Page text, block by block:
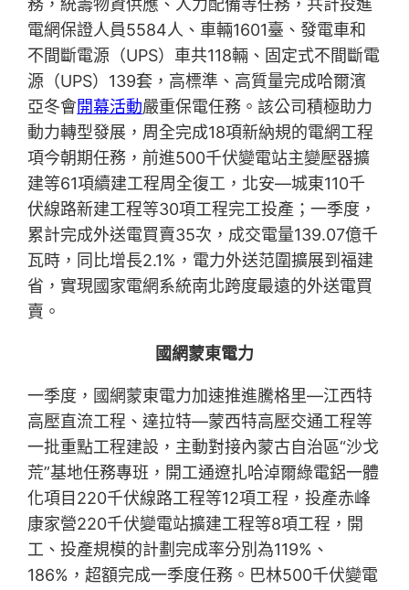
務，統籌物資供應、人力配備等任務，共計投進
電網保證人員5584人、車輛1601臺、發電車和
不間斷電源（UPS）車共118輛、固定式不間斷電
源（UPS）139套，高標準、高質量完成哈爾濱
亞冬會開幕活動嚴重保電任務。該公司積極助力
動力轉型發展，周全完成18項新納規的電網工程
項今朝期任務，前進500千伏變電站主變壓器擴
建等61項續建工程周全復工，北安—城東110千
伏線路新建工程等30項工程完工投產；一季度，
累計完成外送電買賣35次，成交電量139.07億千
瓦時，同比增長2.1%，電力外送范圍擴展到福建
省，實現國家電網系統南北跨度最遠的外送電買
賣。
國網蒙東電力
一季度，國網蒙東電力加速推進騰格里—江西特
高壓直流工程、達拉特—蒙西特高壓交通工程等
一批重點工程建設，主動對接內蒙古自治區“沙戈
荒”基地任務專班，開工通遼扎哈淖爾綠電鋁一體
化項目220千伏線路工程等12項工程，投產赤峰
康家營220千伏變電站擴建工程等8項工程，開
工、投產規模的計劃完成率分別為119%、
186%，超額完成一季度任務。巴林500千伏變電